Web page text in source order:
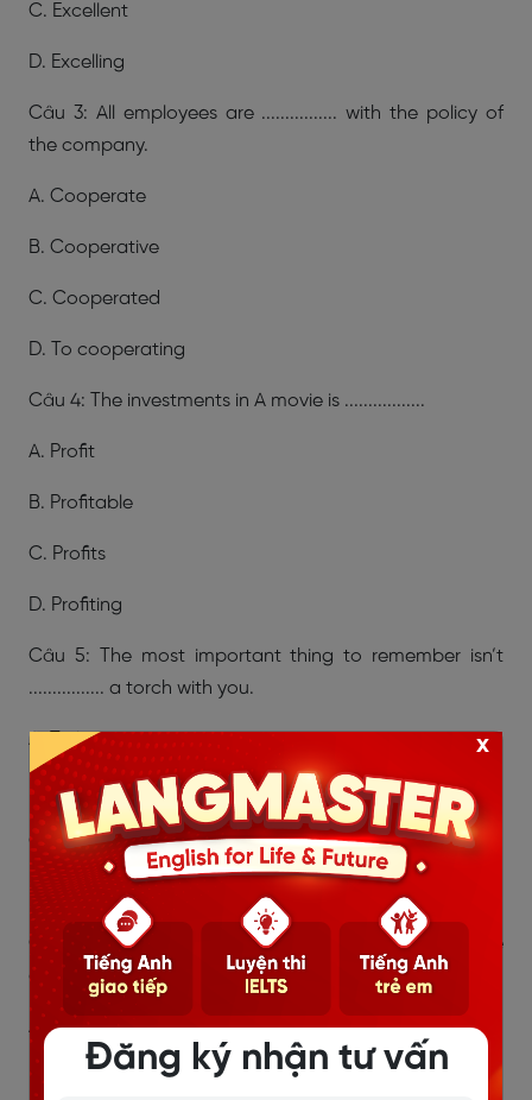
C. Excellent
D. Excelling
Câu 3: All employees are ................ with the policy of
the company.
A. Cooperate
B. Cooperative
C. Cooperated
D. To cooperating
Câu 4: The investments in A movie is .................
A. Profit
B. Profitable
C. Profits
D. Profiting
Câu 5: The most important thing to remember isn’t
................ a torch with you.
A. To bring
B. Bring
C. That brings
D. Brings
Câu 6: The main problem is ................ they do not have
an expert in this field.
A. Why
B. WhichĐăng ký nhận tư vấn
x